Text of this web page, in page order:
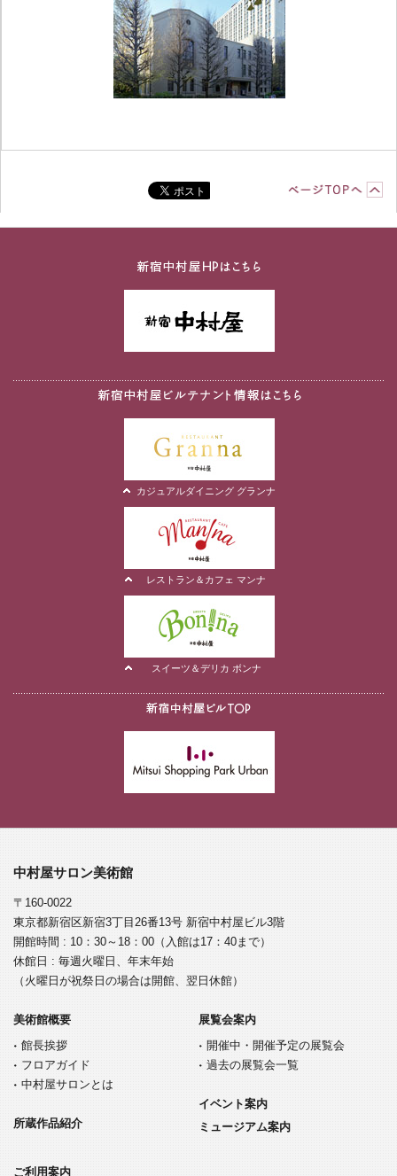
カジュアルダイニング グランナ
レストラン＆カフェ マンナ
スイーツ＆デリカ ボンナ
中村屋サロン美術館
〒160-0022
東京都新宿区新宿3丁目26番13号 新宿中村屋ビル3階
開館時間 : 10：30～18：00（入館は17：40まで）
休館日 : 毎週火曜日、年末年始
（火曜日が祝祭日の場合は開館、翌日休館）
美術館概要
館長挨拶
フロアガイド
中村屋サロンとは
所蔵作品紹介
展覧会案内
開催中・開催予定の展覧会
過去の展覧会一覧
イベント案内
ミュージアム案内
ご利用案内